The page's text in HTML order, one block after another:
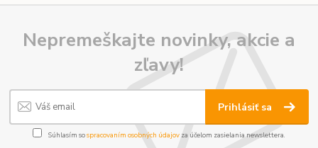
Nepremeškajte novinky, akcie a
zľavy!
Prihlásiť sa
Súhlasím sospracovaním osobných údajov za účelom zasielania newslettera.